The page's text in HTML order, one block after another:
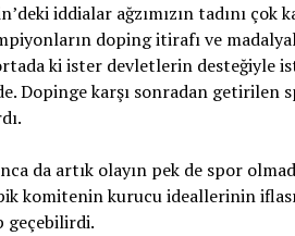
iddialar ağzımızın tadını çok
doping itirafı ve
ki ister devletlerin desteğiyle
Dopinge karşı sonradan getirilen
da artık olayın pek de spor
komitenin kurucu ideallerinin
geçebilirdi.